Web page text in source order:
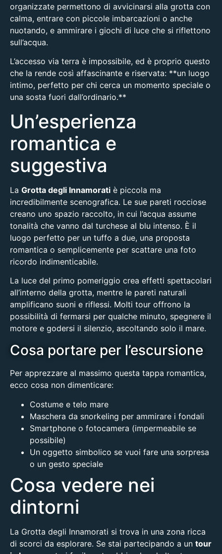
organizzate permettono di avvicinarsi alla grotta con
calma, entrare con piccole imbarcazioni o anche
nuotando, e ammirare i giochi di luce che si riflettono
sull’acqua.
L’accesso via terra è impossibile, ed è proprio questo
che la rende così affascinante e riservata: **un luogo
intimo, perfetto per chi cerca un momento speciale o
una sosta fuori dall’ordinario.**
Un’esperienza
romantica e
suggestiva
La Grotta degli Innamorati è piccola ma
incredibilmente scenografica. Le sue pareti rocciose
creano uno spazio raccolto, in cui l’acqua assume
tonalità che vanno dal turchese al blu intenso. È il
luogo perfetto per un tuffo a due, una proposta
romantica o semplicemente per scattare una foto
ricordo indimenticabile.
La luce del primo pomeriggio crea effetti spettacolari
all’interno della grotta, mentre le pareti naturali
amplificano suoni e riflessi. Molti tour offrono la
possibilità di fermarsi per qualche minuto, spegnere il
motore e godersi il silenzio, ascoltando solo il mare.
Cosa portare per l’escursione
Per apprezzare al massimo questa tappa romantica,
ecco cosa non dimenticare:
Costume e telo mare
Maschera da snorkeling per ammirare i fondali
Smartphone o fotocamera (impermeabile se
possibile)
Un oggetto simbolico se vuoi fare una sorpresa
o un gesto speciale
Cosa vedere nei
dintorni
La Grotta degli Innamorati si trova in una zona ricca
di scorci da esplorare. Se stai partecipando a un tour